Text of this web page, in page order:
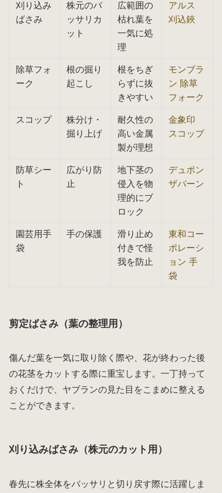
刈り込み
ばさみ
株元のバ
ッサリカ
ット
広範囲の
枯れ葉を
一気に処
理
アルス
刈込鋏
除草フォ
ーク
根の掘り
起こし
根をちぎ
らずに抜
きやすい
モンブラ
ン 除草
フォーク
スコップ
株分け・
掘り上げ
耐久性の
高い金属
製が理想
金象印
スコップ
防草シー
ト
広がり防
止
地下茎の
侵入を物
理的にブ
ロック
デュポン
ザバーン
園芸用手
袋
手の保護
滑り止め
付きで怪
我を防止
東和コー
ポレーシ
ョン 手
袋
剪定ばさみ（葉の整理用）
傷んだ葉を一気に取り除く際や、花が終わった後
の花茎をカットする際に重宝します。一丁持って
おくだけで、ヤブランの見た目をこまめに整える
ことができます。
刈り込みばさみ（株元のカット用）
春先に株全体をバッサリと切り戻す際に活躍しま